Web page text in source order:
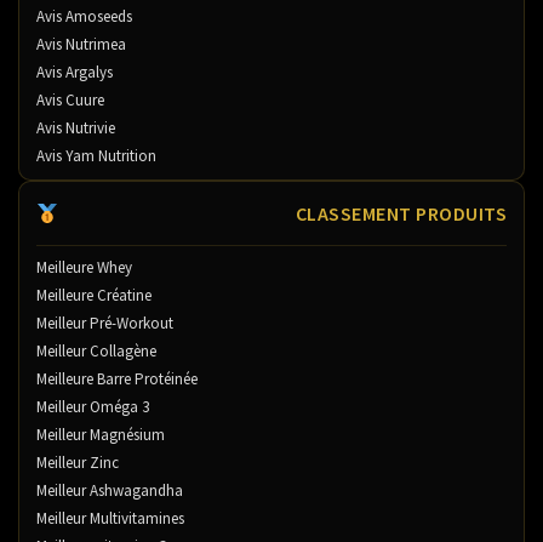
Avis Amoseeds
Avis Nutrimea
Avis Argalys
Avis Cuure
Avis Nutrivie
Avis Yam Nutrition
CLASSEMENT PRODUITS
Meilleure Whey
Meilleure Créatine
Meilleur Pré-Workout
Meilleur Collagène
Meilleure Barre Protéinée
Meilleur Oméga 3
Meilleur Magnésium
Meilleur Zinc
Meilleur Ashwagandha
Meilleur Multivitamines